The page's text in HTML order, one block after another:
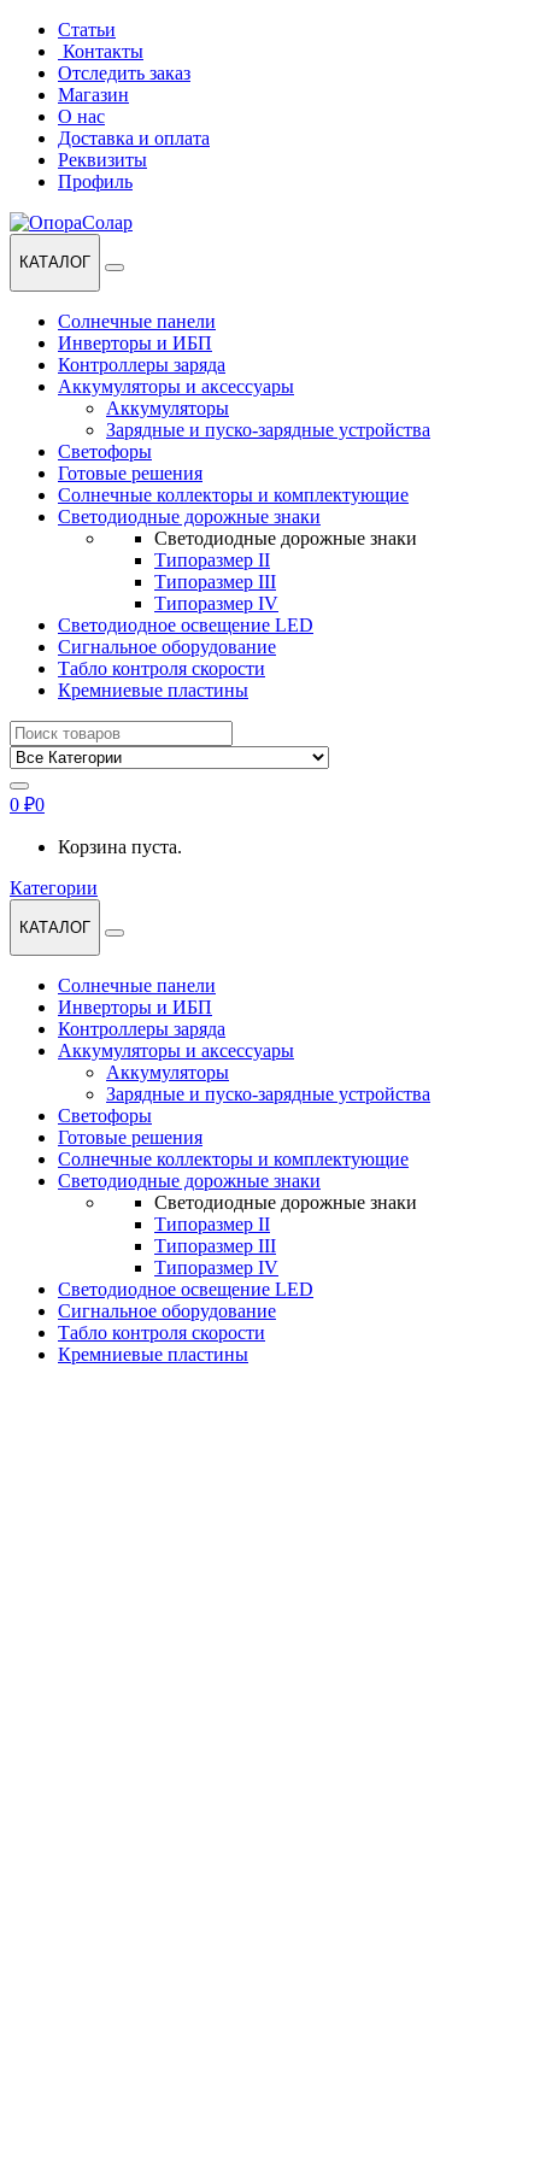
Перейти
навигации
Перейти
содержанию
Статьи
Контакты
Отследить заказ
Магазин
О нас
Доставка и оплата
Реквизиты
Профиль
КАТАЛОГ
Солнечные панели
Инверторы и ИБП
Контроллеры заряда
Аккумуляторы и аксессуары
Аккумуляторы
Зарядные и пуско-зарядные устройства
Светофоры
Готовые решения
Солнечные коллекторы и комплектующие
Светодиодные дорожные знаки
Светодиодные дорожные знаки
Типоразмер II
Типоразмер III
Типоразмер IV
Светодиодное освещение LED
Сигнальное оборудование
Табло контроля скорости
Кремниевые пластины
Найти:
0 ₽0
Корзина пуста.
Категории
КАТАЛОГ
Солнечные панели
Инверторы и ИБП
Контроллеры заряда
Аккумуляторы и аксессуары
Аккумуляторы
Зарядные и пуско-зарядные устройства
Светофоры
Готовые решения
Солнечные коллекторы и комплектующие
Светодиодные дорожные знаки
Светодиодные дорожные знаки
Типоразмер II
Типоразмер III
Типоразмер IV
Светодиодное освещение LED
Сигнальное оборудование
Табло контроля скорости
Кремниевые пластины